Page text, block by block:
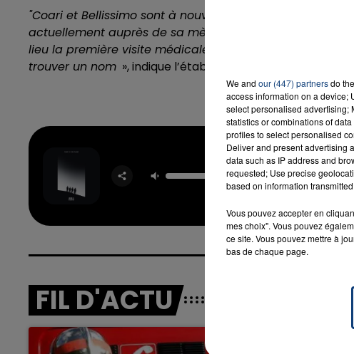
LA TEAM DU WEEK-END
"Coari et Bellissimo sont à nouveau parents d’un
actuellement auprès de sa mère, dans le calme d’une
lieu la première visite médicale. Nous pourrons ainsi
trouver un nom », indique l’établissement sur les réseaux
Four To The
Floor
OFENBACH &
FIL D'ACTU
We and our (447) partnersdo
access information on a device;
select personalised advertising;
statistics or combinations of
profiles to select personalised
Deliver and present advertising
data such as IP address and
requested; Use precise
based on information
Vous pouvez accepter en
mes choix". Vous pouvez
ce site. Vous pouvez mettre à
bas de chaque page.